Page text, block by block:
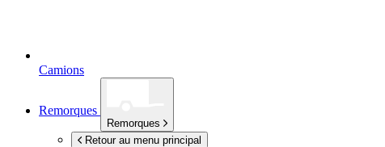
Camions
Remorques
Remorques
Retour au menu principal